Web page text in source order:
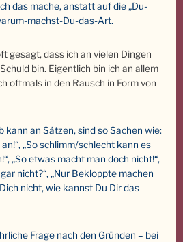
das mache, anstatt auf die „Du-
machst-Du-das-Art.
gesagt, dass ich an vielen Dingen
bin. Eigentlich bin ich an allem
oftmals in den Rausch in Form von
kann an Sätzen, sind so Sachen wie:
„So schlimm/schlecht kann es
„So etwas macht man doch nicht!“,
nicht?“, „Nur Bekloppte machen
nicht, wie kannst Du Dir das
Frage nach den Gründen – bei